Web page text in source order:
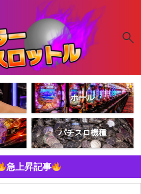
ホール
パチスロ機種
急上昇記事